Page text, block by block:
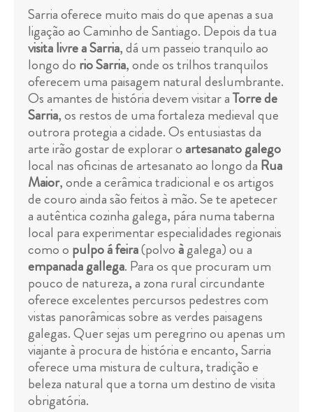
Sarria oferece muito mais do que apenas a sua
ligação ao Caminho de Santiago. Depois da tua
visita livre a Sarria, dá um passeio tranquilo ao
longo do rio Sarria, onde os trilhos tranquilos
oferecem uma paisagem natural deslumbrante.
Os amantes de história devem visitar aTorre de
Sarria, os restos de uma fortaleza medieval que
outrora protegia a cidade. Os entusiastas da
arte irão gostar de explorar oartesanato galego
local nas oficinas de artesanato ao longo da Rua
Maior, onde a cerâmica tradicional e os artigos
de couro ainda são feitos à mão. Se te apetecer
a autêntica cozinha galega, pára numa taberna
local para experimentar especialidades regionais
como o pulpo á feira(polvoàgalega) ou a
empanada gallega. Para os que procuram um
pouco de natureza, a zona rural circundante
oferece excelentes percursos pedestres com
vistas panorâmicas sobre as verdes paisagens
galegas. Quer sejas um peregrino ou apenas um
viajante à procura de história e encanto, Sarria
oferece uma mistura de cultura, tradição e
beleza natural que a torna um destino de visita
obrigatória.